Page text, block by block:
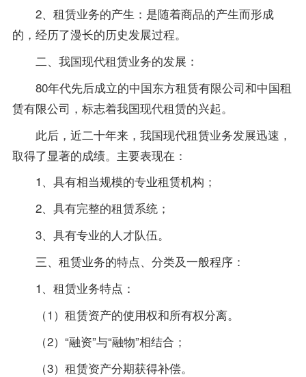
2、租赁业务的产生：是随着商品的产生而形成
的，经历了漫长的历史发展过程。
二、我国现代租赁业务的发展：
80年代先后成立的中国东方租赁有限公司和中国租
赁有限公司，标志着我国现代租赁的兴起。
此后，近二十年来，我国现代租赁业务发展迅速，
取得了显著的成绩。主要表现在：
1、具有相当规模的专业租赁机构；
2、具有完整的租赁系统；
3、具有专业的人才队伍。
三、租赁业务的特点、分类及一般程序：
1、租赁业务特点：
（1）租赁资产的使用权和所有权分离。
（2）“融资”与“融物”相结合；
（3）租赁资产分期获得补偿。